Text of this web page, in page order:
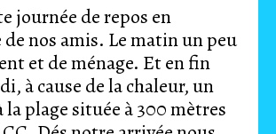
journée de repos en
nos amis. Le matin un peu
et de ménage. Et en fin
à cause de la chaleur, un
plage située à 300 mètres